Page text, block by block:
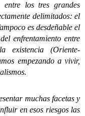
los tres grandes
delimitados: el
es desdeñable el
enfrentamiento entre
existencia (Oriente-
empezando a vivir,
muchas facetas y
en esos riesgos las